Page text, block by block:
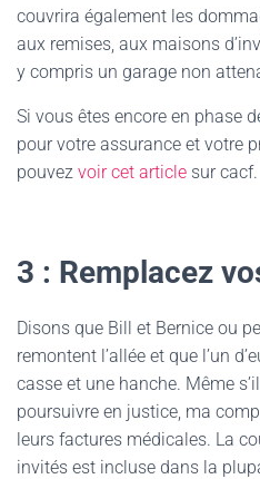
couvrira également les
aux remises, aux maisons
y compris un garage non
Si vous êtes encore en phase
pour votre assurance et votre
pouvez voir cet article sur cacf.
3 : Remplacez
Disons que Bill et Bernice ou
remontent l’allée et que l’un
casse et une hanche. Même
poursuivre en justice, ma
leurs factures médicales. La
invités est incluse dans la